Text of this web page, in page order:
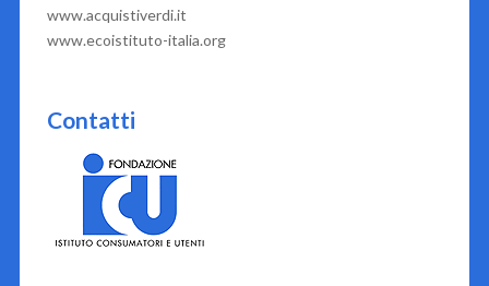
www.acquistiverdi.it
www.ecoistituto-italia.org
Contatti